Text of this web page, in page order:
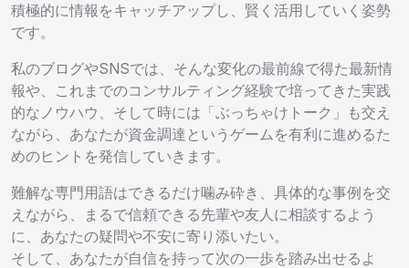
積極的に情報をキャッチアップし、賢く活用していく姿勢
です。
私のブログやSNSでは、そんな変化の最前線で得た最新情
報や、これまでのコンサルティング経験で培ってきた実践
的なノウハウ、そして時には「ぶっちゃけトーク」も交え
ながら、あなたが資金調達というゲームを有利に進めるた
めのヒントを発信していきます。
難解な専門用語はできるだけ噛み砕き、具体的な事例を交
えながら、まるで信頼できる先輩や友人に相談するよう
に、あなたの疑問や不安に寄り添いたい。
そして、あなたが自信を持って次の一歩を踏み出せるよ